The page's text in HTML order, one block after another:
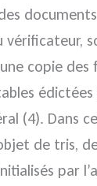
vérificateur,
copie des
édictées
(4). Dans
de tris,
par